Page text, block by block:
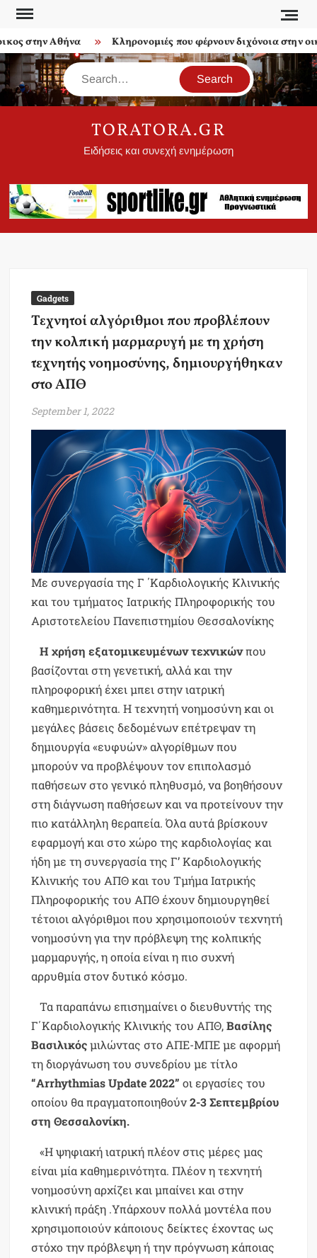
Skip
content
στην Αθήνα Κληρονομιές που φέρνουν διχόνοια στην
Search
TORATORA.GR
Ειδήσεις και συνεχή ενημέρωση
Gadgets
Τεχνητοί αλγόριθμοι που προβλέπουν
την κολπική μαρμαρυγή με τη χρήση
τεχνητής νοημοσύνης, δημιουργήθηκαν
στο ΑΠΘ
September 1, 2022
Με συνεργασία της Γ ΄Καρδιολογικής Κλινικής
και του τμήματος Ιατρικής Πληροφορικής του
Αριστοτελείου Πανεπιστημίου Θεσσαλονίκης
H χρήση εξατομικευμένων τεχνικώνπου
βασίζονται στη γενετική, αλλά και την
πληροφορική έχει μπει στην ιατρική
καθημερινότητα. Η τεχνητή νοημοσύνη και οι
μεγάλες βάσεις δεδομένων επέτρεψαν τη
δημιουργία «ευφυών» αλγορίθμων που
μπορούν να προβλέψουν τον επιπολασμό
παθήσεων στο γενικό πληθυσμό, να βοηθήσουν
στη διάγνωση παθήσεων και να προτείνουν την
πιο κατάλληλη θεραπεία. Όλα αυτά βρίσκουν
εφαρμογή και στο χώρο της καρδιολογίας και
ήδη με τη συνεργασία της Γ’ Καρδιολογικής
Κλινικής του ΑΠΘ και του Τμήμα Ιατρικής
Πληροφορικής του ΑΠΘ έχουν δημιουργηθεί
τέτοιοι αλγόριθμοι που χρησιμοποιούν τεχνητή
νοημοσύνη για την πρόβλεψη της κολπικής
μαρμαρυγής, η οποία είναι η πιο συχνή
αρρυθμία στον δυτικό κόσμο.
Τα παραπάνω επισημαίνει ο διευθυντής της
Γ΄Καρδιολογικής Κλινικής του ΑΠΘ,Βασίλης
Βασιλικόςμιλώντας στο ΑΠΕ-ΜΠΕ με αφορμή
τη διοργάνωση του συνεδρίου με τίτλο
“Arrhythmias Update 2022” οι εργασίες του
οποίου θα πραγματοποιηθούν2-3 Σεπτεμβρίου
στη Θεσσαλονίκη.
«H ψηφιακή ιατρική πλέον στις μέρες μας
είναι μία καθημερινότητα. Πλέον η τεχνητή
νοημοσύνη αρχίζει και μπαίνει και στην
κλινική πράξη .Υπάρχουν πολλά μοντέλα που
χρησιμοποιούν κάποιους δείκτες έχοντας ως
στόχο την πρόβλεψη ή την πρόγνωση κάποιας